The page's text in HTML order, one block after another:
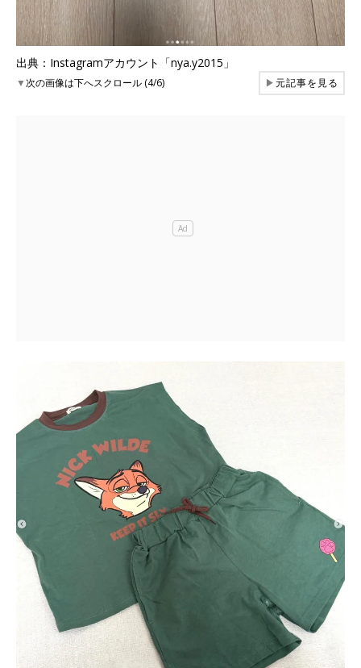
出典：Instagramアカウント「nya.y2015」
▼次の画像は下へスクロール (4/6) ▶元記事を見る